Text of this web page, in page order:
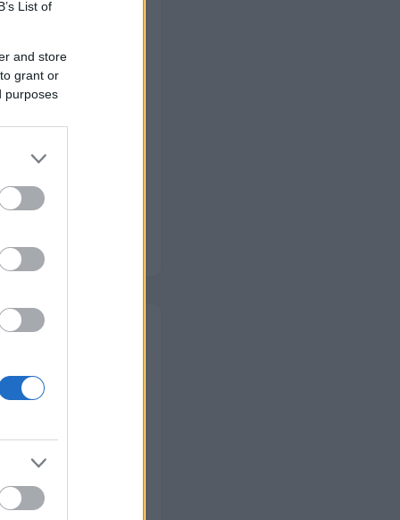
List of
and store
grant or
purposes
is
szerek
és